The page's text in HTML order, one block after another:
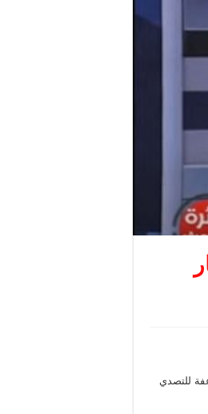
للتصدي